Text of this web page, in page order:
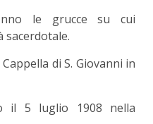
le grucce su cui
sacerdotale.
di S. Giovanni in
il 5 luglio 1908 nella